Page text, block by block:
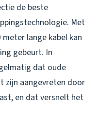
de beste
Met
lange kabel kan
gebeurt. In
dat oude
zijn aangevreten door
en dat versnelt het